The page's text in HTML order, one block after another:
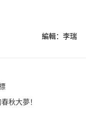
編輯：李瑞
秋大夢！